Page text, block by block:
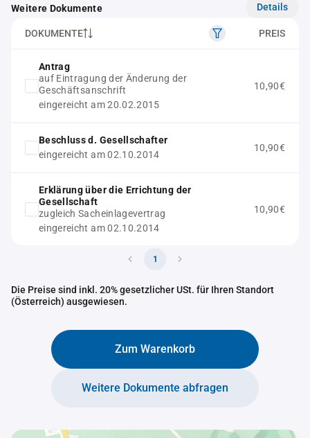
Weitere Dokumente Details
DOKUMENTE PREIS
Antrag
auf Eintragung der Änderung der
Geschäftsanschrift
eingereicht am 20.02.2015
10,90€
Beschluss d. Gesellschafter
eingereicht am 02.10.2014
10,90€
Erklärung über die Errichtung der
Gesellschaft
zugleich Sacheinlagevertrag
eingereicht am 02.10.2014
10,90€
1
Die Preise sind inkl. 20% gesetzlicher USt. für Ihren Standort
(Österreich) ausgewiesen.
Zum Warenkorb
Weitere Dokumente abfragen